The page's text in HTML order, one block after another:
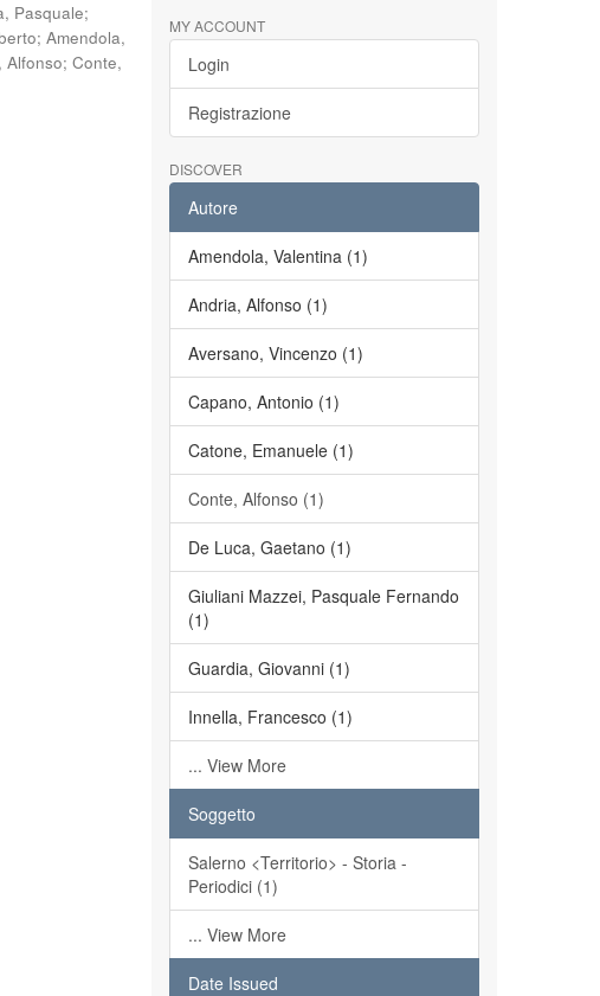
Pasquale;
;Amendola,
Alfonso;Conte,
MY ACCOUNT
Login
Registrazione
DISCOVER
Autore
Amendola, Valentina (1)
Andria, Alfonso (1)
Aversano, Vincenzo (1)
Capano, Antonio (1)
Catone, Emanuele (1)
Conte, Alfonso (1)
De Luca, Gaetano (1)
Giuliani Mazzei, Pasquale Fernando
(1)
Guardia, Giovanni (1)
Innella, Francesco (1)
... View More
Soggetto
Salerno <Territorio> - Storia -
Periodici (1)
... View More
Date Issued